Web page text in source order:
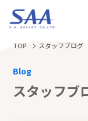
TOP スタッフブログ
Blog
スタッフブ